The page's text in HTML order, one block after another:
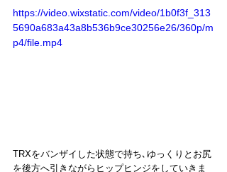
https://video.wixstatic.com/video/1b0f3f_313
5690a683a43a8b536b9ce30256e26/360p/m
p4/file.mp4
TRXをバンザイした状態で持ち､ゆっくりとお尻
を後方へ引きながらヒップヒンジをしていきま